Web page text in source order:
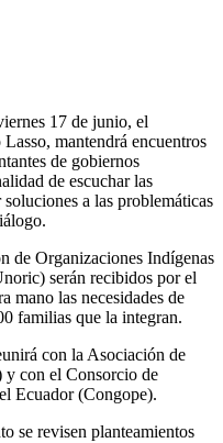
17 de junio, el
mantendrá encuentros
de gobiernos
de escuchar las
a las problemáticas
de Organizaciones Indígenas
serán recibidos por el
mano las necesidades de
familias que la integran.
con la Asociación de
con el Consorcio de
Ecuador (Congope).
se revisen planteamientos